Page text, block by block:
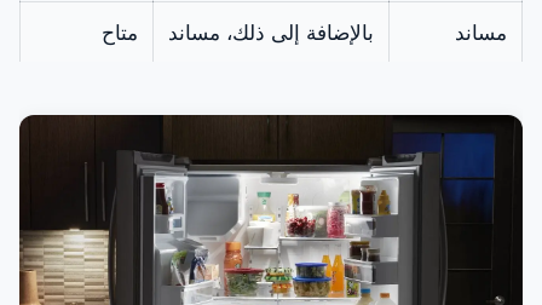
مساند
بالإضافة إلى ذلك، مساند
الضوضاء، ارتفاع 4 سم
متاح
لغسالات
كما يعمل على تسخين
خاص يجلب الماء لدرجة